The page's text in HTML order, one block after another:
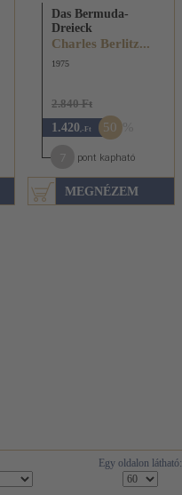
MEGNÉZEM
Das Bermuda-
Dreieck
Charles Berlitz...
1975
2.840 Ft
1.420,-Ft 50
pont kapható
Egy oldalon látható: